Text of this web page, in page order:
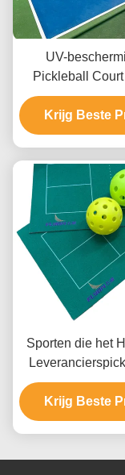
UV-
Pickleball
Acrylcoating
Pattern
Krijg Beste
Sporten die het
het Hoogtepunt
vloeren -
Krijg Beste